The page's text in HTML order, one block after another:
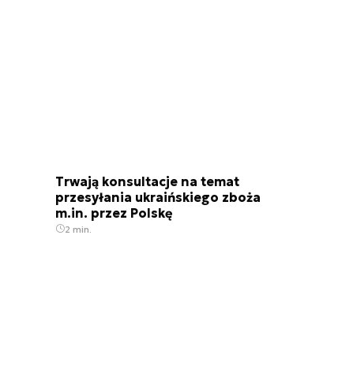
Trwają konsultacje na temat
przesyłania ukraińskiego zboża
m.in. przez Polskę
2 min.